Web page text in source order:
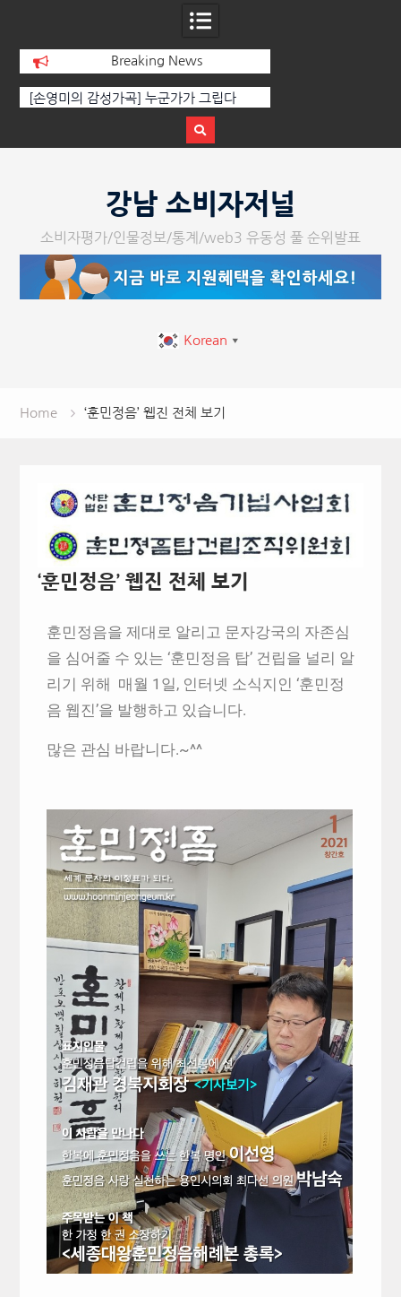
Breaking News
가 그립다
[인인칼럼 유준형] AI와 청문회: 진실을 부
르는 힘은 고성이 아니라 준비된 질문이
다.
강남 소비자저널
소비자평가/인물정보/통계/web3 유동성 풀 순위발표
Korean ▼
Home ‘훈민정음’ 웹진 전체 보기
‘훈민정음’ 웹진 전체 보기
훈민정음을 제대로 알리고 문자강국의 자존심
을 심어줄 수 있는 ‘훈민정음 탑’ 건립을 널리 알
리기 위해 매월 1일, 인터넷 소식지인 ‘훈민정
음 웹진’을 발행하고 있습니다.
많은 관심 바랍니다.~^^